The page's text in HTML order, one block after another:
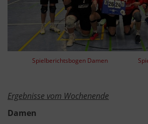
Spielberichtsbogen Damen
Ergebnisse vom Wochenende
Damen